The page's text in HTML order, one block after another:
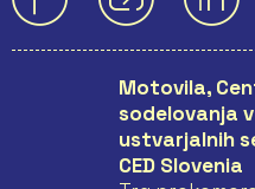
Motovila,
sodelovanja
ustvarjalnih
CED Slovenia